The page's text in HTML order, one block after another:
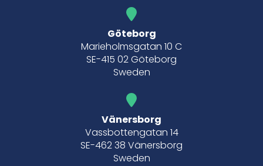
Göteborg
Marieholmsgatan 10 C
SE-415 02 Göteborg
Sweden
Vänersborg
Vassbottengatan 14
SE-462 38 Vänersborg
Sweden